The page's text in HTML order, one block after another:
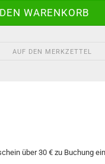
AUF DEN MERKZETTEL
über 30 € zu Buchung